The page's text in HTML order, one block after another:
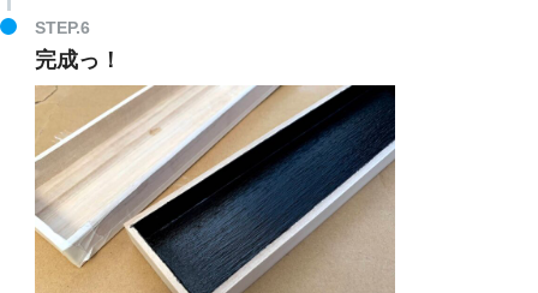
完成っ！